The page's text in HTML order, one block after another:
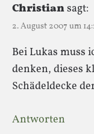
Christiansagt:
2. August 2007 um
Bei Lukas muss
denken, dieses
Schädeldecke
Antworten